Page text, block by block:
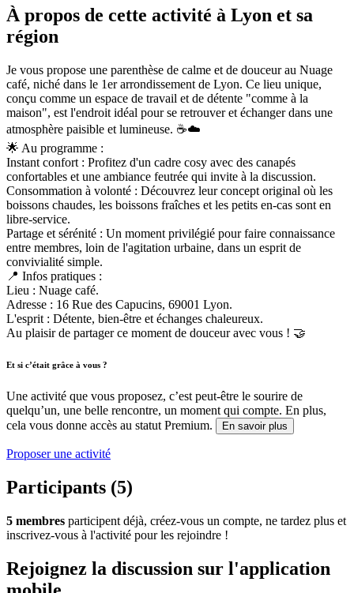
À propos de cette activité à Lyon et sa
région
Je vous propose une parenthèse de calme et de douceur au Nuage
café, niché dans le 1er arrondissement de Lyon. Ce lieu unique,
conçu comme un espace de travail et de détente "comme à la
maison", est l'endroit idéal pour se retrouver et échanger dans une
atmosphère paisible et lumineuse. ☕☁️
🌟 Au programme :
Instant confort : Profitez d'un cadre cosy avec des canapés
confortables et une ambiance feutrée qui invite à la discussion.
Consommation à volonté : Découvrez leur concept original où les
boissons chaudes, les boissons fraîches et les petits en-cas sont en
libre-service.
Partage et sérénité : Un moment privilégié pour faire connaissance
entre membres, loin de l'agitation urbaine, dans un esprit de
convivialité simple.
📍 Infos pratiques :
Lieu : Nuage café.
Adresse : 16 Rue des Capucins, 69001 Lyon.
L'esprit : Détente, bien-être et échanges chaleureux.
Au plaisir de partager ce moment de douceur avec vous ! 🤝
Et si c’était grâce à vous ?
Une activité que vous proposez, c’est peut-être le sourire de
quelqu’un, une belle rencontre, un moment qui compte. En plus,
cela vous donne accès au statut Premium.
En savoir plus
Proposer une activité
Participants (5)
5 membres participent déjà, créez-vous un compte, ne tardez plus et
inscrivez-vous à l'activité pour les rejoindre !
Rejoignez la discussion sur l'application